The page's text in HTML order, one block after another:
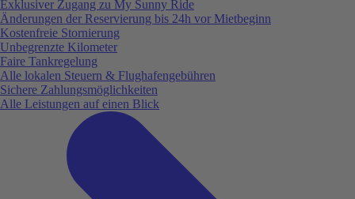
Exklusiver Zugang zu My Sunny Ride
Änderungen der Reservierung bis 24h vor Mietbeginn
Kostenfreie Stornierung
Unbegrenzte Kilometer
Faire Tankregelung
Alle lokalen Steuern & Flughafengebühren
Sichere Zahlungsmöglichkeiten
Alle Leistungen auf einen Blick